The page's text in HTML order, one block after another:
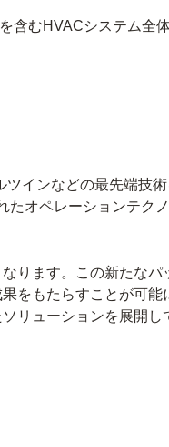
含むHVACシステム全
インなどの最先端技
たオペレーションテク
ります。この新たなパ
をもたらすことが可能
リューションを展開し